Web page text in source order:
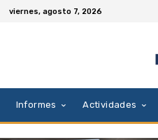
viernes, agosto 7, 2026
Informes Actividades